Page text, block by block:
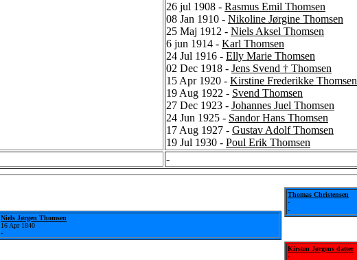
26 jul 1908 - Rasmus Emil Thomsen
08 Jan 1910 - Nikoline Jørgine Thomsen
25 Maj 1912 - Niels Aksel Thomsen
6 jun 1914 - Karl Thomsen
24 Jul 1916 - Elly Marie Thomsen
02 Dec 1918 - Jens Svend † Thomsen
15 Apr 1920 - Kirstine Frederikke Thomsen
19 Aug 1922 - Svend Thomsen
27 Dec 1923 - Johannes Juel Thomsen
24 Jun 1925 - Sandor Hans Thomsen
17 Aug 1927 - Gustav Adolf Thomsen
19 Jul 1930 - Poul Erik Thomsen
-
Niels Jørgen Thomsen
16 Apr 1840
-
Thomas Christensen
-
-
Kirsten Jørgens datter
-